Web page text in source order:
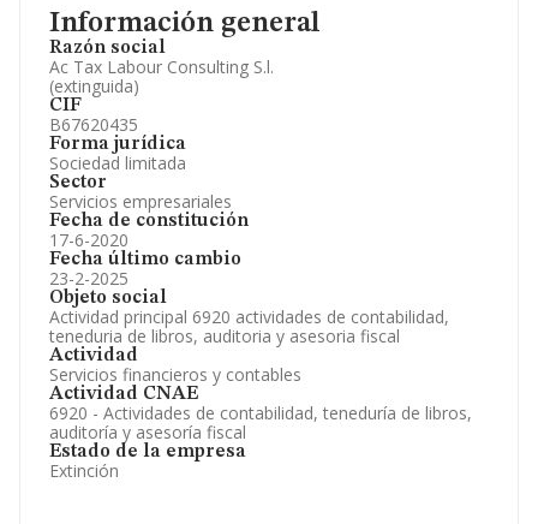
Información general
Razón social
Ac Tax Labour Consulting S.l.
(extinguida)
CIF
B67620435
Forma jurídica
Sociedad limitada
Sector
Servicios empresariales
Fecha de constitución
17-6-2020
Fecha último cambio
23-2-2025
Objeto social
Actividad principal 6920 actividades de contabilidad,
teneduria de libros, auditoria y asesoria fiscal
Actividad
Servicios financieros y contables
Actividad CNAE
6920 - Actividades de contabilidad, teneduría de libros,
auditoría y asesoría fiscal
Estado de la empresa
Extinción
Información oficial y registral complementaria.